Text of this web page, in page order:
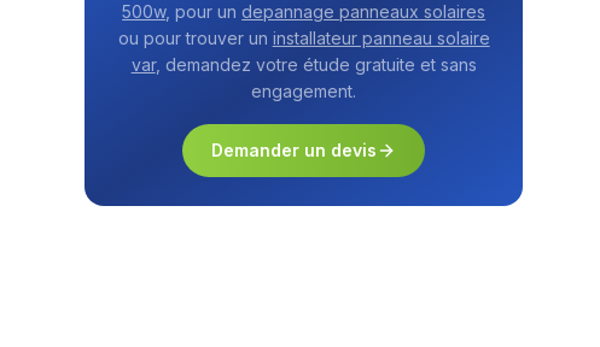
500w, pour un depannage panneaux solaires
ou pour trouver un installateur panneau solaire
var, demandez votre étude gratuite et sans
engagement.
Demander un devis